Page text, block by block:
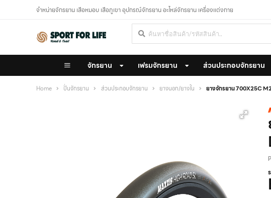
จำหน่ายจักรยาน เสือหมอบ เสือภูเขา อุปกรณ์จักรยาน อะไหล่จักรยาน เครื่องแต่งกาย
จักรยาน เฟรมจักรยาน ส่วนประกอบจักรยาน
Home ปั่นจักรยาน ส่วนประกอบจักรยาน ยางนอก/ยางใน ยางจักรยาน 700X25C